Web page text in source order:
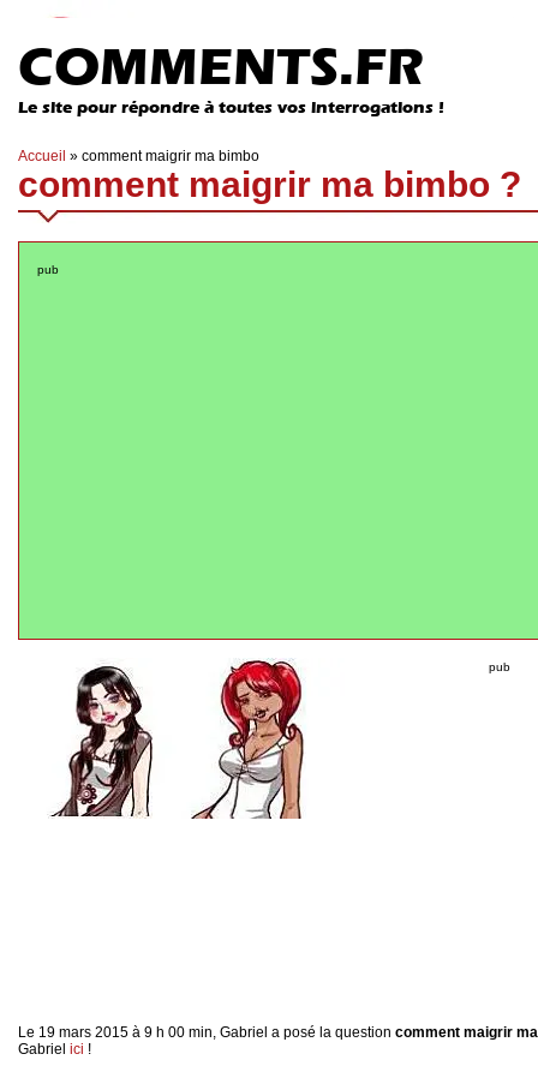
COMMENTS.FR
Le site pour répondre à toutes vos interrogations !
Accueil » comment maigrir ma bimbo
comment maigrir ma bimbo ?
pub
pub
Le 19 mars 2015 à 9 h 00 min, Gabriel a posé la question comment maigrir
Gabriel ici !